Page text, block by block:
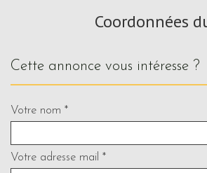
Coordonnées
cette annonce vous intéresse ?
Votre nom *
Votre adresse mail *